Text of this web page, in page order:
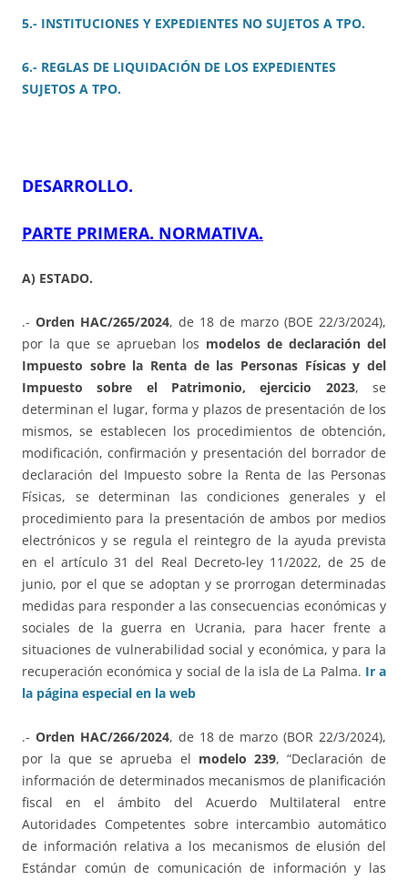
5.- INSTITUCIONES Y EXPEDIENTES NO SUJETOS A TPO.
6.- REGLAS DE LIQUIDACIÓN DE LOS EXPEDIENTES
SUJETOS A TPO.
DESARROLLO.
PARTE PRIMERA. NORMATIVA.
A) ESTADO.
.- Orden HAC/265/2024, de 18 de marzo (BOE 22/3/2024),
por la que se aprueban los modelos de declaración del
Impuesto sobre la Renta de las Personas Físicas y del
Impuesto sobre el Patrimonio, ejercicio 2023, se
determinan el lugar, forma y plazos de presentación de los
mismos, se establecen los procedimientos de obtención,
modificación, confirmación y presentación del borrador de
declaración del Impuesto sobre la Renta de las Personas
Físicas, se determinan las condiciones generales y el
procedimiento para la presentación de ambos por medios
electrónicos y se regula el reintegro de la ayuda prevista
en el artículo 31 del Real Decreto-ley 11/2022, de 25 de
junio, por el que se adoptan y se prorrogan determinadas
medidas para responder a las consecuencias económicas y
sociales de la guerra en Ucrania, para hacer frente a
situaciones de vulnerabilidad social y económica, y para la
recuperación económica y social de la isla de La Palma. Ir a
la página especial en la web
.- Orden HAC/266/2024, de 18 de marzo (BOR 22/3/2024),
por la que se aprueba el modelo 239, “Declaración de
información de determinados mecanismos de planificación
fiscal en el ámbito del Acuerdo Multilateral entre
Autoridades Competentes sobre intercambio automático
de información relativa a los mecanismos de elusión del
Estándar común de comunicación de información y las